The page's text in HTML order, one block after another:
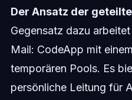
Der Ansatz der
Gegensatz dazu
Mail: CodeApp mit
temporären Pools. Es
persönliche Leitung für